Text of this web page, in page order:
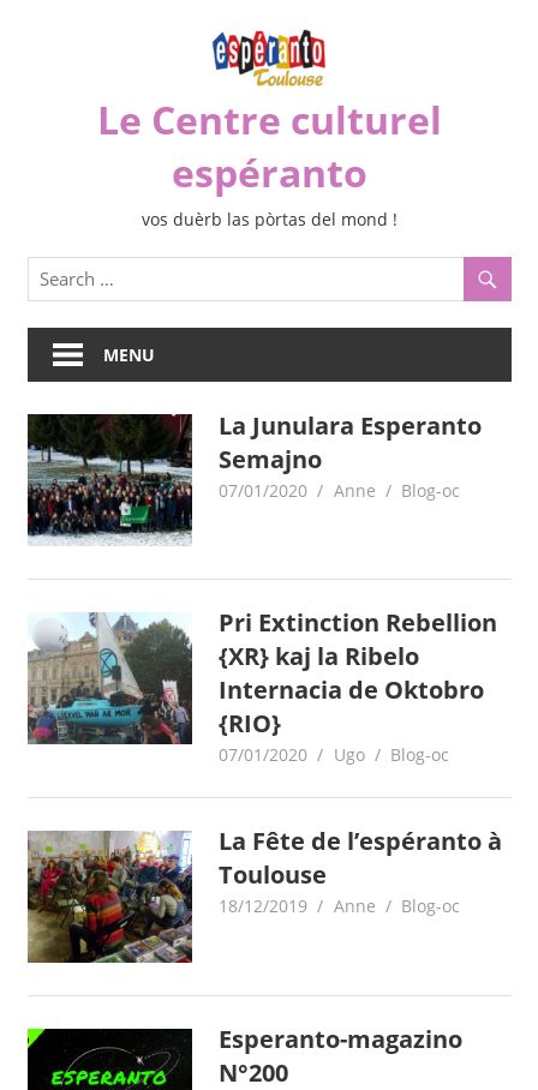
Le Centre culturel
espéranto
vos duèrb las pòrtas del mond !
MENU
La Junulara Esperanto
Semajno
07/01/2020 Anne Blog-oc
Pri Extinction Rebellion
{XR} kaj la Ribelo
Internacia de Oktobro
{RIO}
07/01/2020 Ugo Blog-oc
La Fête de l’espéranto à
Toulouse
18/12/2019 Anne Blog-oc
Esperanto-magazino
N°200